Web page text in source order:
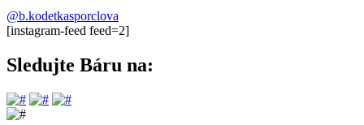
@b.kodetkasporclova
[instagram-feed feed=2]
Sledujte Báru na: